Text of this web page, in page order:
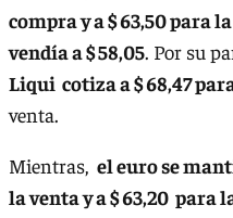
compra y a $ 63,50 para
vendía a $ 58,05. Por su
Liqui cotiza a $ 68,47
venta.
Mientras, el euro se
la venta y a $ 63,20 para